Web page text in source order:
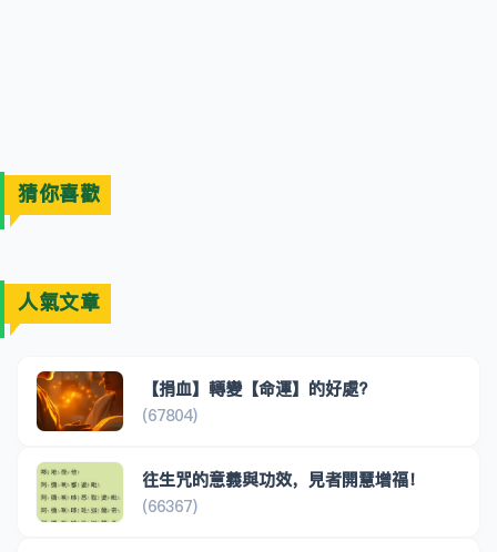
猜你喜歡
人氣文章
【捐血】轉變【命運】的好處?
(67804)
往生咒的意義與功效，見者開慧增福！
(66367)